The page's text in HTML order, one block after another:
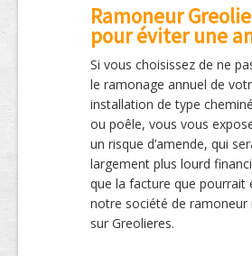
Ramoneur
pour éviter une
Si vous choisissez de ne
le ramonage annuel de
installation de type
ou poêle, vous vous
un risque d’amende, qui
largement plus lourd
que la facture que pourrait
notre société de ramoneur
sur Greolieres.